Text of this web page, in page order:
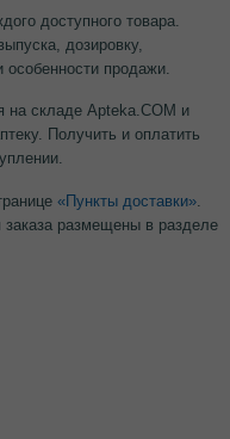
доступного товара.
дозировку,
особенности продажи.
на складе Apteka.COM и
Получить и оплатить
«Пункты доставки»
заказа размещены в разделе